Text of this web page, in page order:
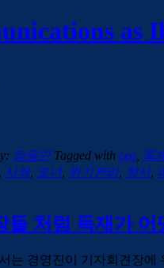
as
정용민Tagged with ceo 독
사죄, 오너, 위기관리, 착시,
들 처럼 독재가 어
는 경영진이 기자회견장에